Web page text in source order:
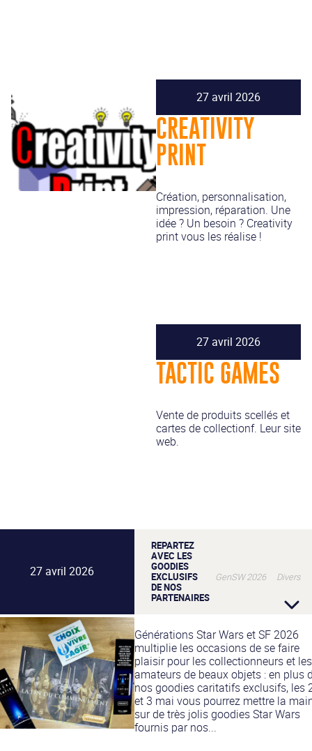
27 avril 2026
CREATIVITY
PRINT
Création, personnalisation,
impression, réparation. Une
idée ? Un besoin ? Creativity
print vous les réalise !
27 avril 2026
TACTIC GAMES
Vente de produits scellés et
cartes de collectionf. Leur site
web.
27 avril 2026
REPARTEZ
AVEC LES
GOODIES
EXCLUSIFS
DE NOS
PARTENAIRES
GenSW 2026 Divers
Générations Star Wars et SF 2026
multiplie les occasions de se faire
plaisir pour les collectionneurs et les
amateurs de beaux objets : en plus
nos goodies caritatifs exclusifs, les
et 3 mai vous pourrez mettre la
sur de très jolis goodies Star Wars
fournis par nos...